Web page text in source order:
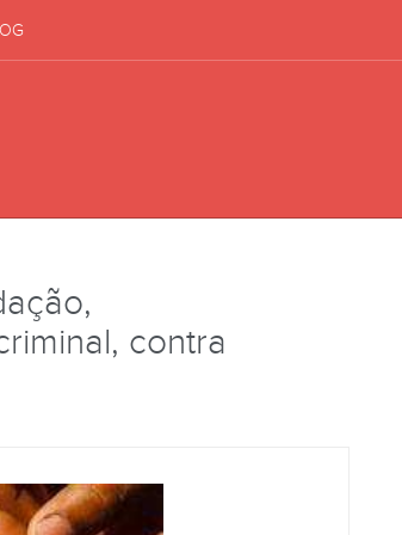
contra